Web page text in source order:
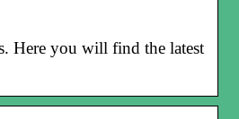
Here you will find the latest